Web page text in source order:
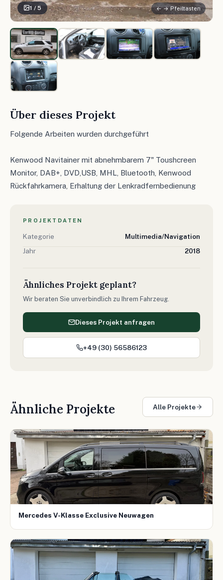
1 / 5 ← → Pfeiltasten
Über dieses Projekt
Folgende Arbeiten wurden durchgeführt
Kenwood Navitainer mit abnehmbarem 7" Toushcreen
Monitor, DAB+, DVD,USB, MHL, Bluetooth, Kenwood
Rückfahrkamera, Erhaltung der Lenkradfernbedienung
PROJEKTDATEN
Kategorie
Multimedia/Navigation
Jahr
2018
Ähnliches Projekt geplant?
Wir beraten Sie unverbindlich zu Ihrem Fahrzeug.
Dieses Projekt anfragen
+49 (30) 56586123
Ähnliche Projekte Alle Projekte
Mercedes V-Klasse Exclusive Neuwagen